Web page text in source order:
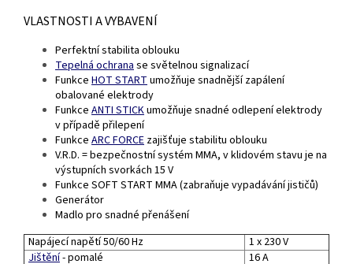
VLASTNOSTI A VYBAVENÍ
Perfektní stabilita oblouku
Tepelná ochranase světelnou signalizací
Funkce HOT STARTumožňuje snadnější zapálení
obalované elektrody
Funkce ANTI STICKumožňuje snadné odlepení elektrody
v případě přilepení
Funkce ARC FORCE zajišťuje stabilitu oblouku
V.R.D. = bezpečnostní systém MMA, v klidovém stavu je na
výstupních svorkách 15 V
Funkce SOFT START MMA (zabraňuje vypadávání jističů)
Generátor
Madlo pro snadné přenášení
Napájecí napětí 50/60 Hz
1 x 230 V
Jištění- pomalé 16 A